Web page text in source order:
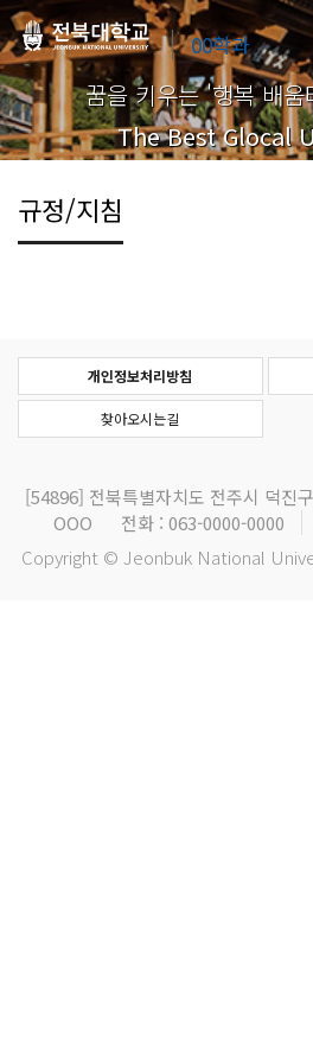
00학과
꿈을 키우는 '행복 배
The Best Glocal
규정/지침
개인정보처리방침
찾아오시는길
[54896] 전북특별자치도 전주시 덕진
OOO
전화 : 063-0000-0000
Copyright © Jeonbuk National